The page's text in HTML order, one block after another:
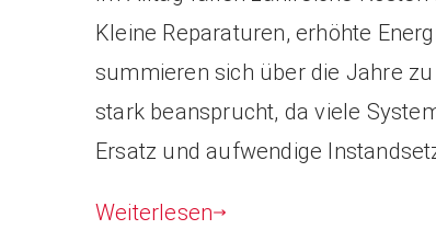
Kleine Reparaturen, erhöhte
summieren sich über die Jahre
stark beansprucht, da viele
Ersatz und aufwendige
Weiterlesen